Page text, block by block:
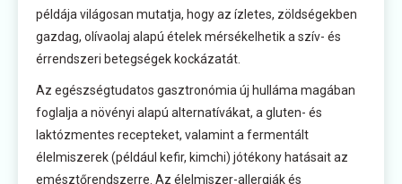
példája világosan mutatja, hogy az ízletes, zöldségekben
gazdag, olívaolaj alapú ételek mérsékelhetik a szív- és
érrendszeri betegségek kockázatát.
Az egészségtudatos gasztronómia új hulláma magában
foglalja a növényi alapú alternatívákat, a gluten- és
laktózmentes recepteket, valamint a fermentált
élelmiszerek (például kefir, kimchi) jótékony hatásait az
emésztőrendszerre. Az élelmiszer-allergiák és